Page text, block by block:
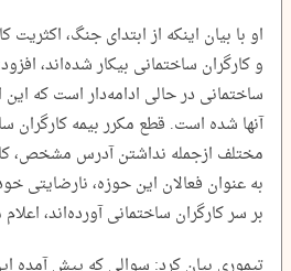
او با بیان اینکه از ابتدای جنگ،
و کارگران ساختمانی بیکار شده‌اند،
ساختمانی در حالی ادامه‌دار است که
آنها شده است. قطع مکرر بیمه کارگران
مختلف ازجمله نداشتن آدرس مشخص،
به عنوان فعالان این حوزه، نارضایتی
بر سر کارگران ساختمانی آورده‌اند،